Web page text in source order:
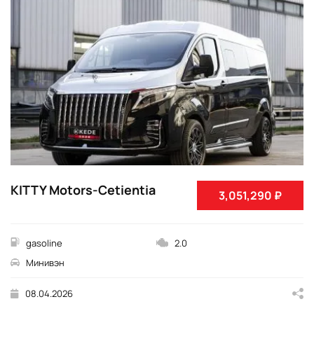
3,051,290 ₽
KITTY Motors-Cetientia
gasoline
2.0
Минивэн
08.04.2026